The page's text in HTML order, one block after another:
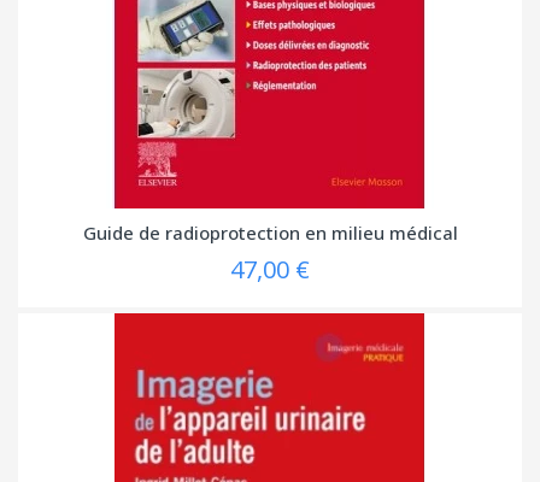
Guide de radioprotection en milieu médical
47,00 €